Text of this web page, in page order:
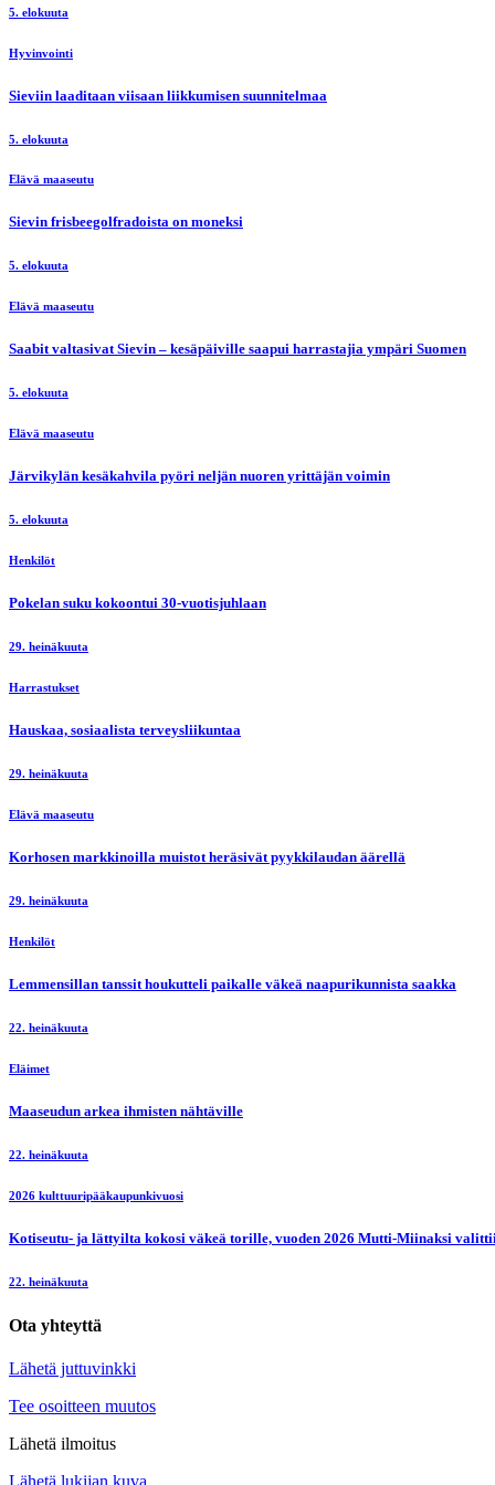
5. elokuuta
Hyvinvointi
Sieviin laaditaan viisaan liikkumisen suunnitelmaa
5. elokuuta
Elävä maaseutu
Sievin frisbeegolfradoista on moneksi
5. elokuuta
Elävä maaseutu
Saabit valtasivat Sievin – kesäpäiville saapui harrastajia ympäri Suomen
5. elokuuta
Elävä maaseutu
Järvikylän kesäkahvila pyöri neljän nuoren yrittäjän voimin
5. elokuuta
Henkilöt
Pokelan suku kokoontui 30-vuotisjuhlaan
29. heinäkuuta
Harrastukset
Hauskaa, sosiaalista terveysliikuntaa
29. heinäkuuta
Elävä maaseutu
Korhosen markkinoilla muistot heräsivät pyykkilaudan äärellä
29. heinäkuuta
Henkilöt
Lemmensillan tanssit houkutteli paikalle väkeä naapurikunnista saakka
22. heinäkuuta
Eläimet
Maaseudun arkea ihmisten nähtäville
22. heinäkuuta
2026 kulttuuripääkaupunkivuosi
Kotiseutu- ja lättyilta kokosi väkeä torille, vuoden 2026 Mutti-Miinaksi
22. heinäkuuta
Ota yhteyttä
Lähetä juttuvinkki
Tee osoitteen muutos
Lähetä ilmoitus
Lähetä lukijan kuva